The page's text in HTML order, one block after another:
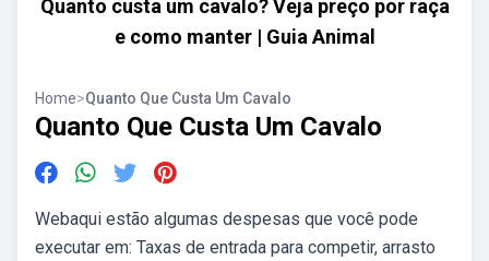
Quanto custa um cavalo? Veja preço por raça
e como manter | Guia Animal
Home>Quanto Que Custa Um Cavalo
Quanto Que Custa Um Cavalo
Webaqui estão algumas despesas que você pode
executar em: Taxas de entrada para competir, arrasto